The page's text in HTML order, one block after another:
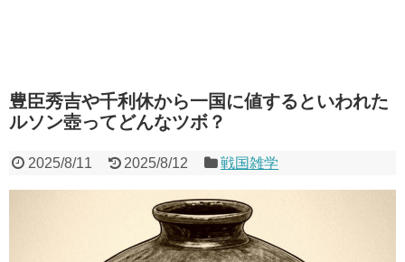
豊臣秀吉や千利休から一国に値するといわれた
ルソン壺ってどんなツボ？
2025/8/11 2025/8/12 戦国雑学